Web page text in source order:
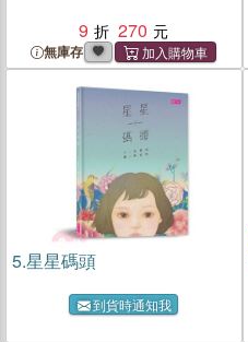
9
270
無庫存
5.星星碼頭
到貨時通知我